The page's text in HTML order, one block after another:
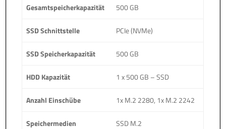
Gesamtspeicherkapazität 500 GB
SSD Schnittstelle PCIe (NVMe)
SSD Speicherkapazität 500 GB
HDD Kapazität 1 x 500 GB – SSD
Anzahl Einschübe 1x M.2 2280, 1x M.2 2242
Speichermedien SSD M.2